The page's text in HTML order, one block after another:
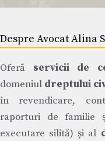
Despre Avocat Alina
Oferă servicii de
domeniul dreptului
în revendicare,
raporturi de familie
executare silită) și al